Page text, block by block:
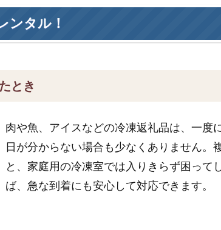
ンタル！
とき
肉や魚、アイスなどの冷凍返礼品は、一度
日が分からない場合も少なくありません。
と、家庭用の冷凍室では入りきらず困って
ば、急な到着にも安心して対応できます。